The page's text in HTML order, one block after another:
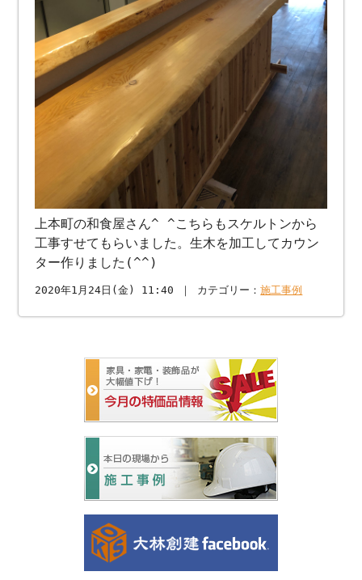
上本町の和食屋さん^ ^こちらもスケルトンから
工事すせてもらいました。生木を加工してカウン
ター作りました(^^)
2020年1月24日(金) 11:40 ｜ カテゴリー：施工事例